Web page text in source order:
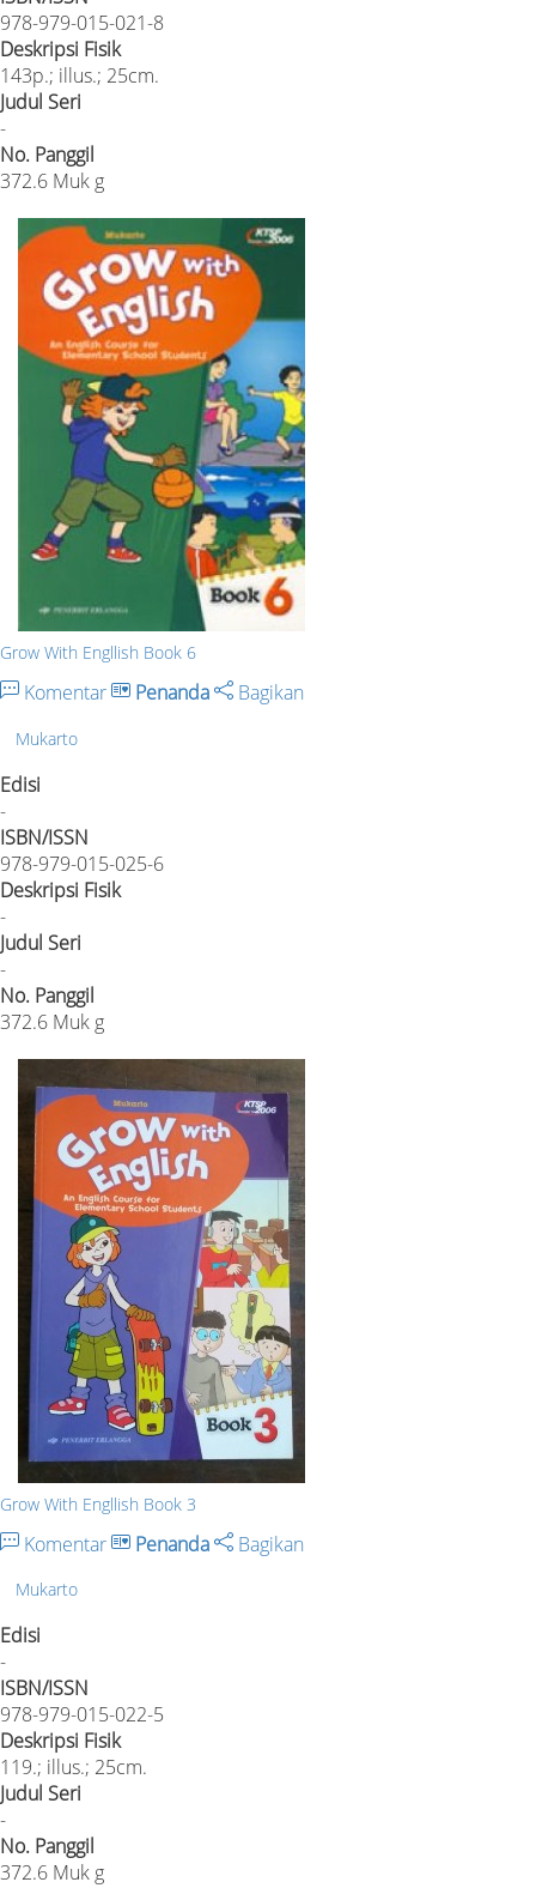
978-979-015-021-8
Deskripsi Fisik
143p.; illus.; 25cm.
Judul Seri
-
No. Panggil
372.6 Muk g
Grow With Engllish Book 6
Komentar Penanda Bagikan
Mukarto
Edisi
-
ISBN/ISSN
978-979-015-025-6
Deskripsi Fisik
-
Judul Seri
-
No. Panggil
372.6 Muk g
Grow With Engllish Book 3
Komentar Penanda Bagikan
Mukarto
Edisi
-
ISBN/ISSN
978-979-015-022-5
Deskripsi Fisik
119.; illus.; 25cm.
Judul Seri
-
No. Panggil
372.6 Muk g